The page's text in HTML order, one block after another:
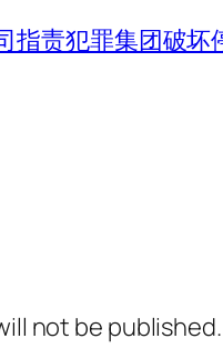
指责犯罪集团破坏
not be published.